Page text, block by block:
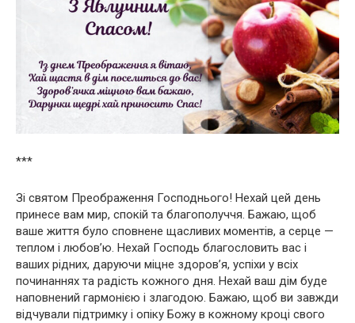
***
Зі святом Преображення Господнього! Нехай цей день
принесе вам мир, спокій та благополуччя. Бажаю, щоб
ваше життя було сповнене щасливих моментів, а серце —
теплом і любов’ю. Нехай Господь благословить вас і
ваших рідних, даруючи міцне здоров’я, успіхи у всіх
починаннях та радість кожного дня. Нехай ваш дім буде
наповнений гармонією і злагодою. Бажаю, щоб ви завжди
відчували підтримку і опіку Божу в кожному кроці свого